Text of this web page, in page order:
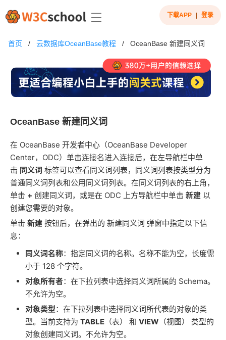
下载APP 登录
首页 / 云数据库OceanBase教程 / OceanBase 新建同义词
OceanBase 新建同义词
在 OceanBase 开发者中心（OceanBase Developer
Center，ODC）单击连接名进入连接后，在左导航栏中单
击 同义词 标签可以查看同义词列表，同义词列表按类型分为
普通同义词列表和公用同义词列表。在同义词列表的右上角，
单击 + 创建同义词，或是在 ODC 上方导航栏中单击 新建 以
创建您需要的对象。
单击 新建 按钮后，在弹出的 新建同义词 弹窗中指定以下信
息：
同义词名称：指定同义词的名称。名称不能为空，长度需
小于 128 个字符。
对象所有者：在下拉列表中选择同义词所属的 Schema。
不允许为空。
对象类型：在下拉列表中选择同义词所代表的对象的类
型。当前支持为 TABLE （表） 和 VIEW （视图） 类型的
对象创建同义词。不允许为空。